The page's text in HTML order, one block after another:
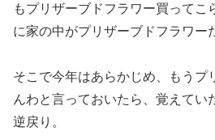
もプリザーブドフラワー買ってこ
に家の中がプリザーブドフラワー
そこで今年はあらかじめ、もうプ
んわと言っておいたら、覚えてい
逆戻り。